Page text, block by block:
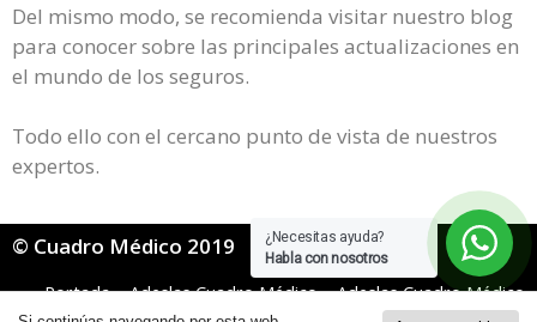
¿Necesitas ayuda?
Habla con nosotros
Del mismo modo, se recomienda visitar nuestro blog
para conocer sobre las principales actualizaciones en
el mundo de los seguros.
Todo ello con el cercano punto de vista de nuestros
expertos.
© Cuadro Médico 2019
Portada»Adeslas Cuadro Médico»Adeslas Cuadro Médico
Isfas»adeslas isfas cuadro medico Navarra